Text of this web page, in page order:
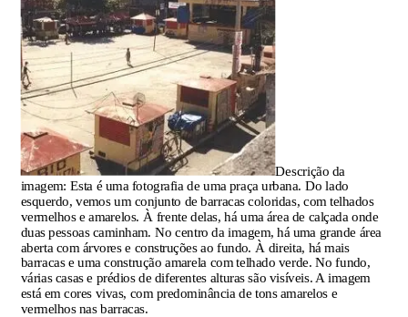
Descrição da
imagem: Esta é uma fotografia de uma praça urbana. Do lado
esquerdo, vemos um conjunto de barracas coloridas, com telhados
vermelhos e amarelos. À frente delas, há uma área de calçada onde
duas pessoas caminham. No centro da imagem, há uma grande área
aberta com árvores e construções ao fundo. À direita, há mais
barracas e uma construção amarela com telhado verde. No fundo,
várias casas e prédios de diferentes alturas são visíveis. A imagem
está em cores vivas, com predominância de tons amarelos e
vermelhos nas barracas.